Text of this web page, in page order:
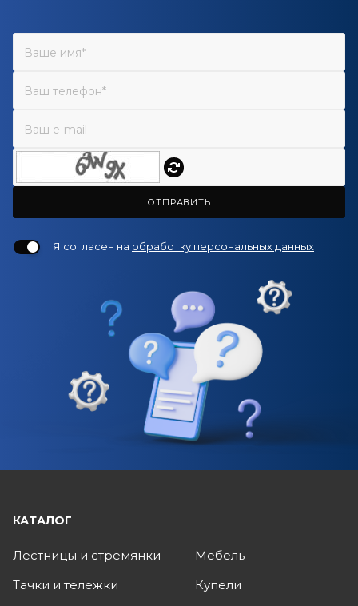
ОТПРАВИТЬ
Я согласен на обработку персональных данных
КАТАЛОГ
Лестницы и стремянки
Тачки и тележки
Мебель
Купели